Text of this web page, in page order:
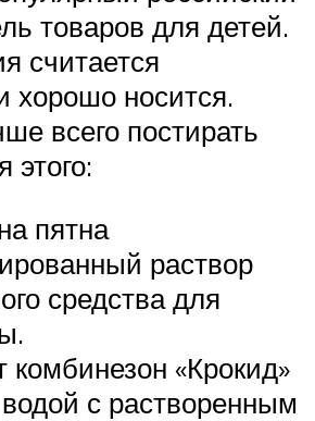
товаров для детей.
считается
хорошо носится.
всего постирать
этого:
пятна
раствор
средства для
комбинезон «Крокид»
водой с растворенным